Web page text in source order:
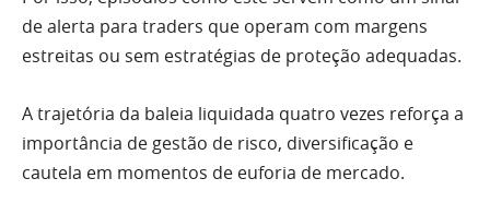
de alerta para traders que operam com margens
estreitas ou sem estratégias de proteção adequadas.
A trajetória da baleia liquidada quatro vezes reforça a
importância de gestão de risco, diversificação e
cautela em momentos de euforia de mercado.